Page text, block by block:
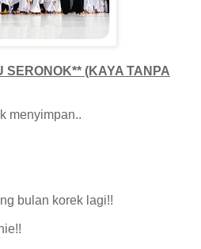
SERONOK** (KAYA TANPA
menyimpan..
bulan korek lagi!!